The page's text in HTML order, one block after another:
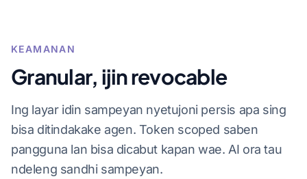
KEAMANAN
Granular, ijin revocable
Ing layar idin sampeyan nyetujoni persis apa sing
bisa ditindakake agen. Token scoped saben
pangguna lan bisa dicabut kapan wae. AI ora tau
ndeleng sandhi sampeyan.